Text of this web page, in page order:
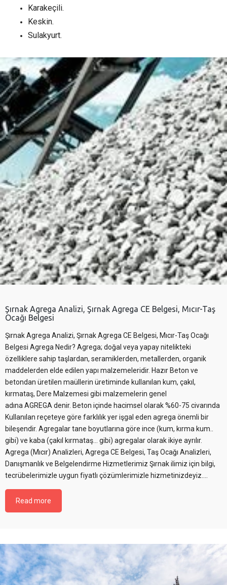
Karakeçili.
Keskin.
Sulakyurt.
Şırnak Agrega Analizi, Şırnak Agrega CE Belgesi, Mıcır-Taş
Ocağı Belgesi
Şırnak Agrega Analizi, Şırnak Agrega CE Belgesi, Mıcır-Taş Ocağı
Belgesi Agrega Nedir? Agrega; doğal veya yapay nitelikteki
özelliklere sahip taşlardan, seramiklerden, metallerden, organik
maddelerden elde edilen yapı malzemeleridir. Hazır Beton ve
betondan üretilen maüllerin üretiminde kullanılan kum, çakıl,
kırmataş, Dere Malzemesi gibi malzemelerin genel
adına AGREGA denir. Beton içinde hacimsel olarak %60-75 civarında
Kullanılan reçeteye göre farklılık yer işgal eden agrega önemli bir
bileşendir. Agregalar tane boyutlarına göre ince (kum, kırma kum..
gibi) ve kaba (çakıl kırmataş… gibi) agregalar olarak ikiye ayrılır.
Agrega (Mıcır) Analizleri, Agrega CE Belgesi, Taş Ocağı Analizleri,
Danışmanlık ve Belgelendirme Hizmetlerimiz Şırnak ilimiz için bilgi,
tecrübelerimizle uygun fiyatlı çözümlerimizle hizmetinizdeyiz....
Read more